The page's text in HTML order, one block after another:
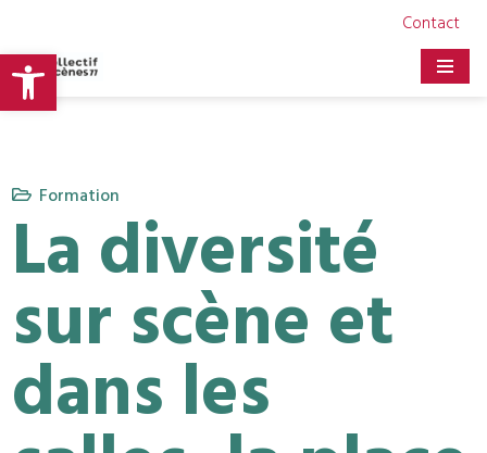
Ouvrir la barre d’outils
Contact
Aller
au
contenu
Formation
La diversité
sur scène et
dans les